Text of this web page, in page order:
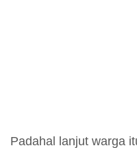
Padahal lanjut warga